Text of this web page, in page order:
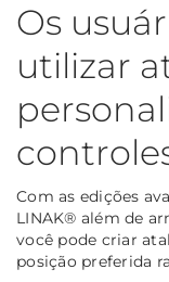
Os
utilizar
Com as edições
LINAK® além de
você pode criar
posição preferida